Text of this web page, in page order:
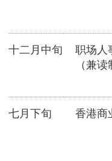
十二月中旬
职场人
（兼读
七月下旬 香港商